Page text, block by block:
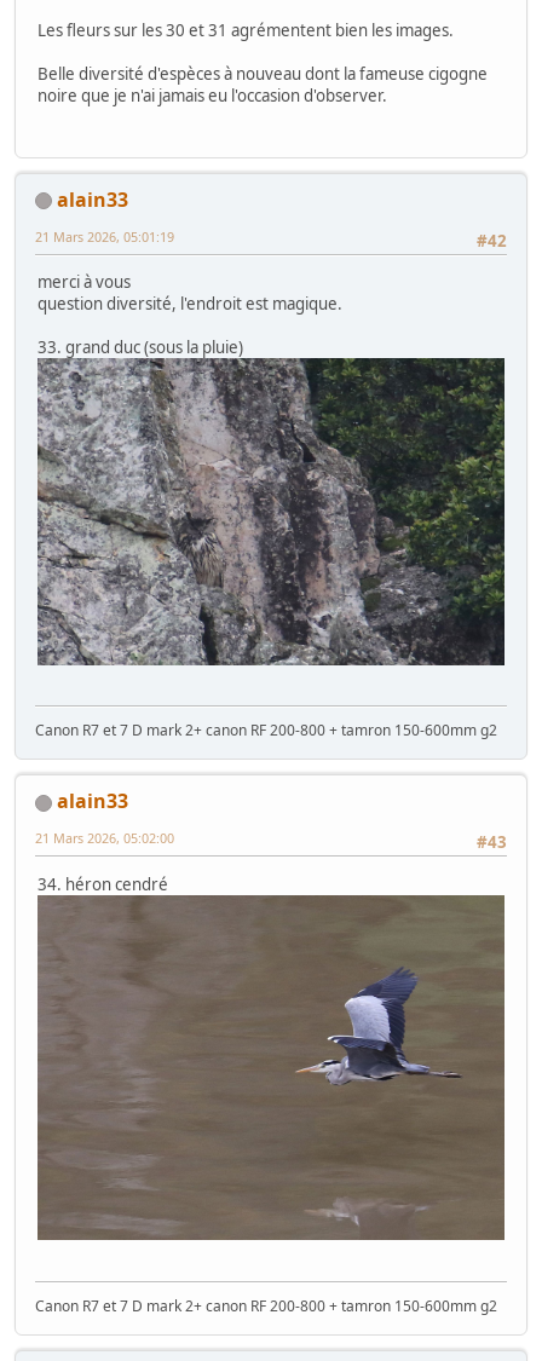
Les fleurs sur les 30 et 31 agrémentent bien les images.
Belle diversité d'espèces à nouveau dont la fameuse cigogne
noire que je n'ai jamais eu l'occasion d'observer.
alain33
#42
21 Mars 2026, 05:01:19
merci à vous
question diversité, l'endroit est magique.
33. grand duc (sous la pluie)
Canon R7 et 7 D mark 2+ canon RF 200-800 + tamron 150-600mm g2
alain33
#43
21 Mars 2026, 05:02:00
34. héron cendré
Canon R7 et 7 D mark 2+ canon RF 200-800 + tamron 150-600mm g2